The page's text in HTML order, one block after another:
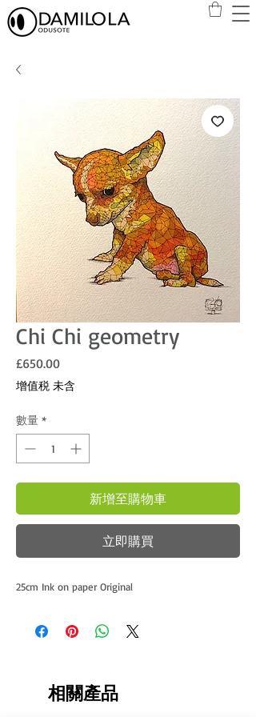
Chi Chi geometry
£650.00價格
增值税 未含
數量 *
新增至購物車
立即購買
25cm Ink on paper Original
相關產品